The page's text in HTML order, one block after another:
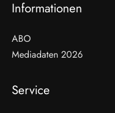
Informationen
ABO
Mediadaten 2026
Service